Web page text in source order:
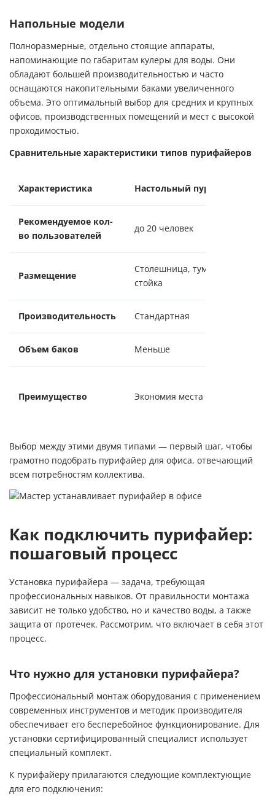
Напольные модели
Полноразмерные, отдельно стоящие аппараты,
напоминающие по габаритам кулеры для воды. Они
обладают большей производительностью и часто
оснащаются накопительными баками увеличенного
объема. Это оптимальный выбор для средних и крупных
офисов, производственных помещений и мест с высокой
проходимостью.
Сравнительные характеристики типов пурифайеров
Характеристика Настольный пурифайер
Рекомендуемое кол-
во пользователей
до 20 человек
Размещение
Столешница, тумба,
стойка
Производительность Стандартная
Объем баков Меньше
Преимущество Экономия места на полу
Выбор между этими двумя типами — первый шаг, чтобы
грамотно подобрать пурифайер для офиса, отвечающий
всем потребностям коллектива.
Как подключить пурифайер:
пошаговый процесс
Установка пурифайера — задача, требующая
профессиональных навыков. От правильности монтажа
зависит не только удобство, но и качество воды, а также
защита от протечек. Рассмотрим, что включает в себя этот
процесс.
Что нужно для установки пурифайера?
Профессиональный монтаж оборудования с применением
современных инструментов и методик производителя
обеспечивает его бесперебойное функционирование. Для
установки сертифицированный специалист использует
специальный комплект.
К пурифайеру прилагаются следующие комплектующие
для его подключения: